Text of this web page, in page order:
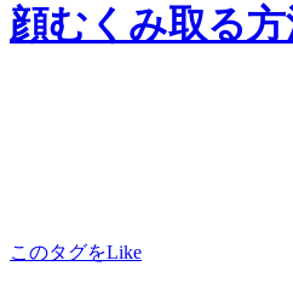
顔むくみ取る
このタグをLike